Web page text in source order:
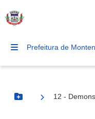
Prefeitura de
Botão Menu
12 -